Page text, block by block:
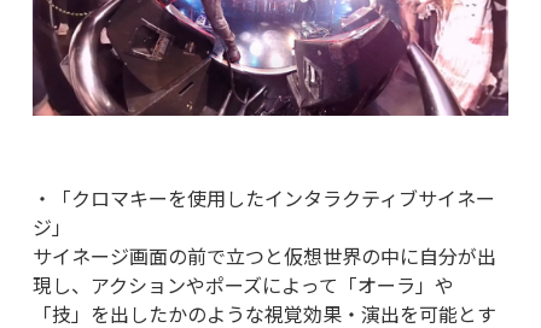
・「クロマキーを使用したインタラクティブサイネー
ジ」
サイネージ画面の前で立つと仮想世界の中に自分が出
現し、アクションやポーズによって「オーラ」や
「技」を出したかのような視覚効果・演出を可能とす